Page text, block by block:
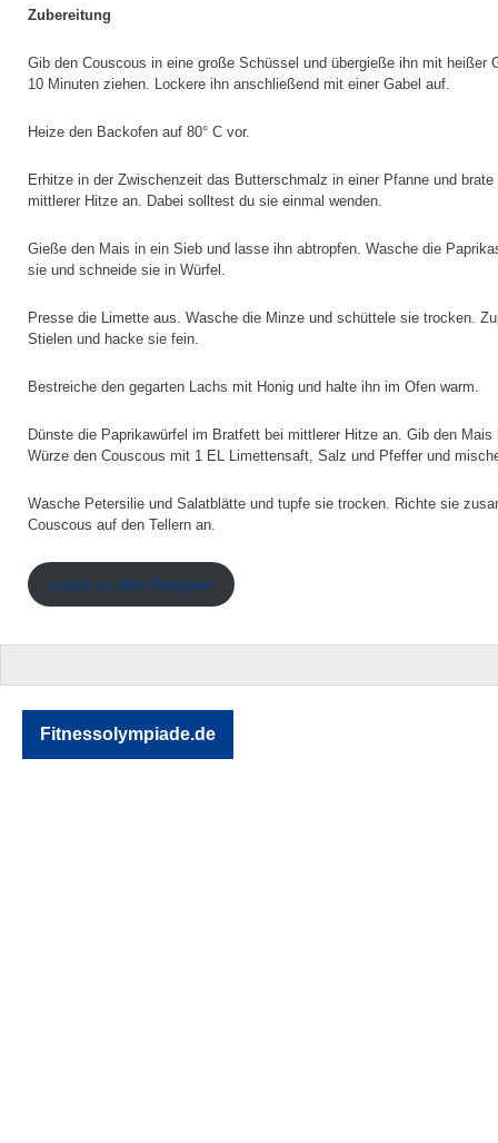
Zubereitung
Gib den Couscous in eine große Schüssel und übergieße ihn mit heißer
10 Minuten ziehen. Lockere ihn anschließend mit einer Gabel auf.
Heize den Backofen auf 80° C vor.
Erhitze in der Zwischenzeit das Butterschmalz in einer Pfanne und
mittlerer Hitze an. Dabei solltest du sie einmal wenden.
Gieße den Mais in ein Sieb und lasse ihn abtropfen. Wasche die
sie und schneide sie in Würfel.
Presse die Limette aus. Wasche die Minze und schüttele sie trocken.
Stielen und hacke sie fein.
Bestreiche den gegarten Lachs mit Honig und halte ihn im Ofen warm.
Dünste die Paprikawürfel im Bratfett bei mittlerer Hitze an. Gib den
Würze den Couscous mit 1 EL Limettensaft, Salz und Pfeffer und
Wasche Petersilie und Salatblätte und tupfe sie trocken. Richte sie
Couscous auf den Tellern an.
zurück zu allen Rezepten
Fitnessolympiade.de